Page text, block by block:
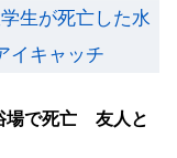
場で死亡 友人と